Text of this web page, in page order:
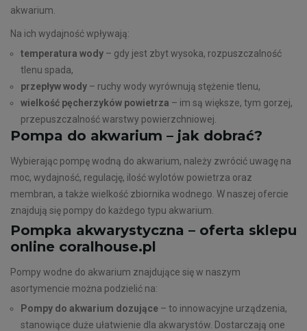
akwarium.
Na ich wydajność wpływają:
temperatura wody – gdy jest zbyt wysoka, rozpuszczalność
tlenu spada,
przepływ wody – ruchy wody wyrównują stężenie tlenu,
wielkość pęcherzyków powietrza – im są większe, tym gorzej,
przepuszczalność warstwy powierzchniowej.
Pompa do akwarium – jak dobrać?
Wybierając pompę wodną do akwarium, należy zwrócić uwagę na
moc, wydajność, regulację, ilość wylotów powietrza oraz
membran, a także wielkość zbiornika wodnego. W naszej ofercie
znajdują się pompy do każdego typu akwarium.
Pompka akwarystyczna – oferta sklepu
online coralhouse.pl
Pompy wodne do akwarium znajdujące się w naszym
asortymencie można podzielić na:
Pompy do akwarium dozujące – to innowacyjne urządzenia,
stanowiące duże ułatwienie dla akwarystów. Dostarczają one